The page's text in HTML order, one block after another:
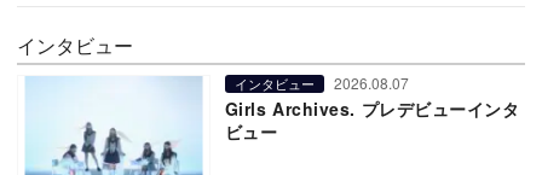
インタビュー
インタビュー 2026.08.07
Girls Archives. プレデビューインタ
ビュー